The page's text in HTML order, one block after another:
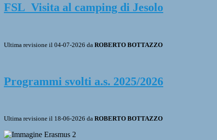
FSL_Visita al camping di Jesolo
Ultima revisione il 04-07-2026 da ROBERTO BOTTAZZO
Programmi svolti a.s. 2025/2026
Ultima revisione il 18-06-2026 da ROBERTO BOTTAZZO